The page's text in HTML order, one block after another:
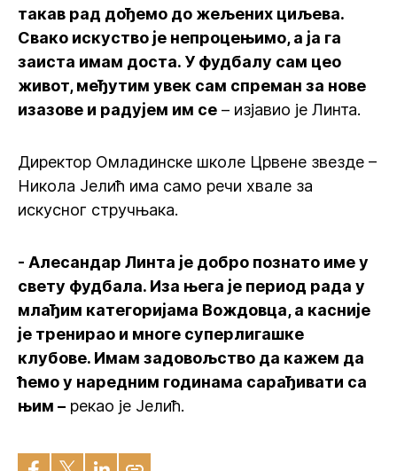
такав рад дођемо до жељених циљева.
Свако искуство је непроцењимо, а ја га
заиста имам доста. У фудбалу сам цео
живот, међутим увек сам спреман за нове
изазове и радујем им се – изјавио је Линта.
Директор Омладинске школе Црвене звезде –
Никола Јелић има само речи хвале за
искусног стручњака.
- Алесандар Линта је добро познато име у
свету фудбала. Иза њега је период рада у
млађим категоријама Вождовца, а касније
је тренирао и многе суперлигашке
клубове. Имам задовољство да кажем да
ћемо у наредним годинама сарађивати са
њим – рекао је Јелић.